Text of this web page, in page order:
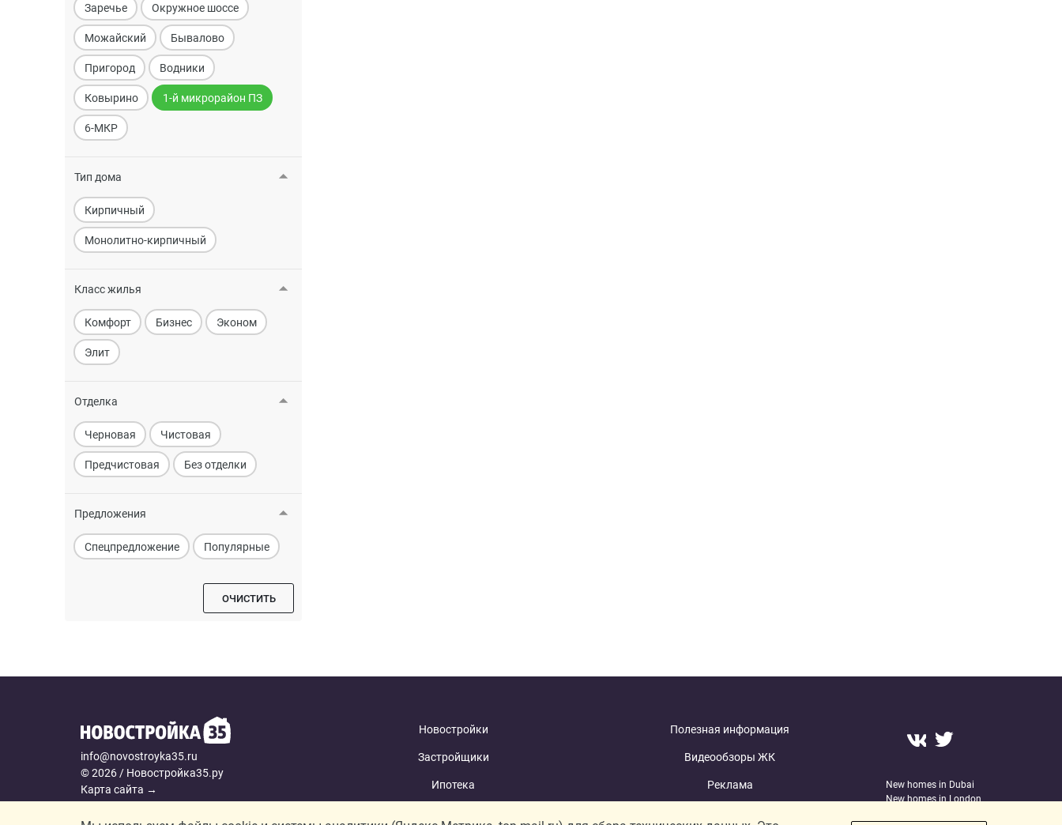
Заречье Окружное шоссе
Можайский Бывалово
Пригород Водники
Ковырино 1-й микрорайон ПЗ
6-МКР
Тип дома
Кирпичный
Монолитно-кирпичный
Класс жилья
Комфорт Бизнес Эконом
Элит
Отделка
Черновая Чистовая
Предчистовая Без отделки
Предложения
Спецпредложение Популярные
ОЧИСТИТЬ
info@novostroyka35.ru
© 2026 / Новостройка35.ру
Карта сайта →
Политика конфиденциальности
Согласие на обработку персональных данных
Новостройки
Застройщики
Ипотека
Полезная информация
Видеообзоры ЖК
Реклама
New homes in Dubai
New homes in London